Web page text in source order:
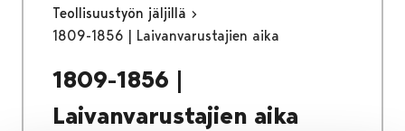
Teollisuustyön jäljillä
1809-1856 | Laivanvarustajien aika
1809-1856 |
Laivanvarustajien aika